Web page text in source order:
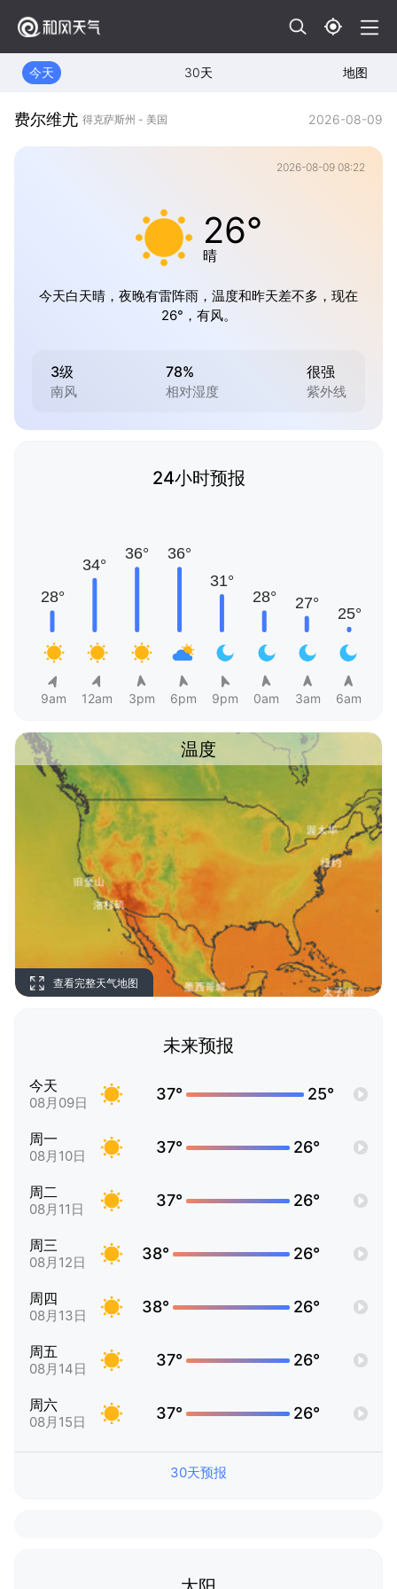
今天 30天 地图
费尔维尤 得克萨斯州 - 美国 2026-08-09
2026-08-09 08:22
26°
晴
今天白天晴，夜晚有雷阵雨，温度和昨天差不多，现在
26°，有风。
3级
南风
78%
相对湿度
很强
紫外线
24小时预报
9am 12am 3pm 6pm 9pm 0am 3am 6am
温度
查看完整天气地图
未来预报
今天
08月09日 37° 25°
周一
08月10日 37° 26°
周二
08月11日 37° 26°
周三
08月12日 38° 26°
周四
08月13日 38° 26°
周五
08月14日 37° 26°
周六
08月15日 37° 26°
30天预报